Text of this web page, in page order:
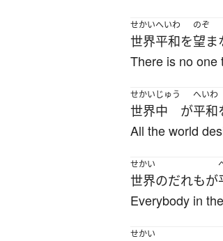
せかいへいわ
世界平和を
のぞ
望ま
There is no one
せかいじゅう
世界中 が
へいわ
平和
All the world
せかい
世界のだれもが
Everybody in
せかい